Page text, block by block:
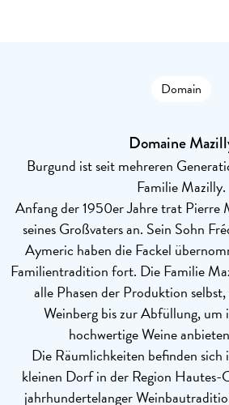
Domain
Domaine
Burgund ist seit mehreren
Familie Mazilly.
Anfang der 1950er Jahre trat Pierre
seines Großvaters an. Sein Sohn
Aymeric haben die Fackel
Familientradition fort. Die Familie
alle Phasen der Produktion
Weinberg bis zur Abfüllung,
hochwertige Weine
Die Räumlichkeiten befinden sich
kleinen Dorf in der Region Hautes-
jahrhundertelanger